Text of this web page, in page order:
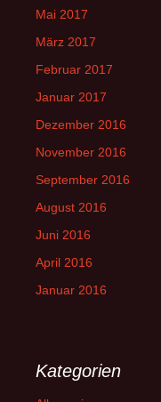
Mai 2017
März 2017
Februar 2017
Januar 2017
Dezember 2016
November 2016
September 2016
August 2016
Juni 2016
April 2016
Januar 2016
Kategorien